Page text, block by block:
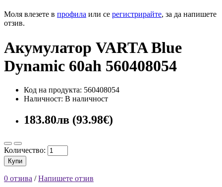
Моля влезете в профила или се регистрирайте, за да напишете
отзив.
Акумулатор VARTA Blue
Dynamic 60ah 560408054
Код на продукта: 560408054
Наличност: В наличност
183.80лв (93.98€)
Количество:
Купи
0 отзива /Напишете отзив